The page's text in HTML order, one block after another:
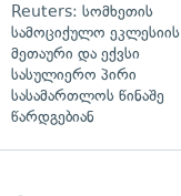
Reuters: სომხეთის
სამოციქულო ეკლესიის
მეთაური და ექვსი
სასულიერო პირი
სასამართლოს წინაშე
წარდგებიან